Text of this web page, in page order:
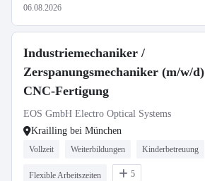
06.08.2026
Industriemechaniker /
Zerspanungsmechaniker (m/w/d)
CNC-Fertigung
EOS GmbH Electro Optical Systems
Krailling bei München
Vollzeit Weiterbildungen Kinderbetreuung
Flexible Arbeitszeiten 5